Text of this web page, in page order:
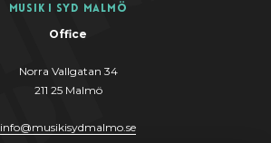
Musik i Syd Malmö
Office
Norra Vallgatan 34
211 25 Malmö
info@musikisydmalmo.se